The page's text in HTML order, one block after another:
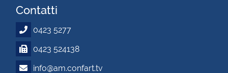
Contatti
0423 5277
0423 524138
info@am.confart.tv